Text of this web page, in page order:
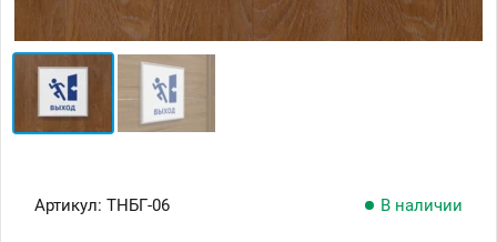
Артикул: ТНБГ-06 В наличии